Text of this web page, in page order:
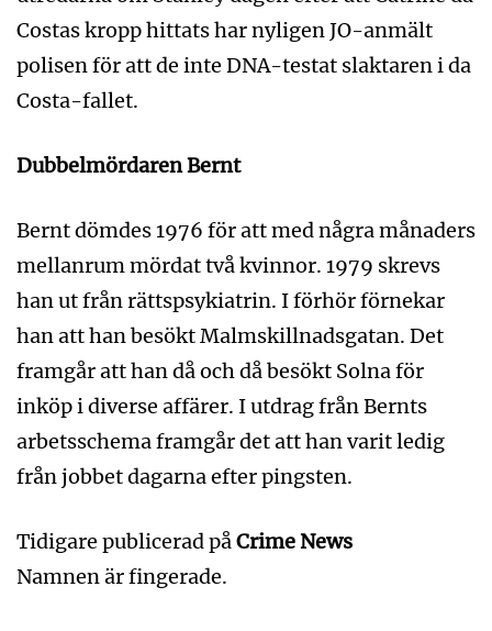
Costas kropp hittats har nyligen JO-anmält
polisen för att de inte DNA-testat slaktaren i da
Costa-fallet.
Dubbelmördaren Bernt
Bernt dömdes 1976 för att med några månaders
mellanrum mördat två kvinnor. 1979 skrevs
han ut från rättspsykiatrin. I förhör förnekar
han att han besökt Malmskillnadsgatan. Det
framgår att han då och då besökt Solna för
inköp i diverse affärer. I utdrag från Bernts
arbetsschema framgår det att han varit ledig
från jobbet dagarna efter pingsten.
Tidigare publicerad påCrime News
Namnen är fingerade.